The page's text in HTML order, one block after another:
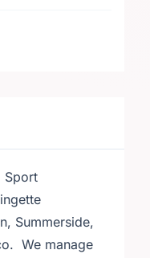
Sport
Summerside,
We manage